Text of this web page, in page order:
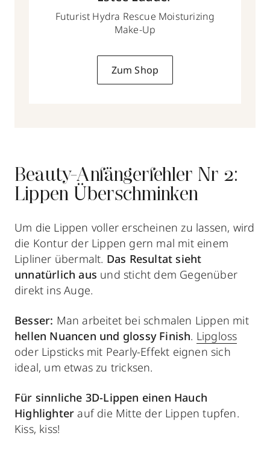
Futurist Hydra Rescue Moisturizing
Make-Up
Zum Shop
Beauty-Anfängerfehler Nr 2:
Lippen Überschminken
Um die Lippen voller erscheinen zu lassen, wird
die Kontur der Lippen gern mal mit einem
Lipliner übermalt. Das Resultat sieht
unnatürlich aus und sticht dem Gegenüber
direkt ins Auge.
Besser: Man arbeitet bei schmalen Lippen mit
hellen Nuancen und glossy Finish. Lipgloss
oder Lipsticks mit Pearly-Effekt eignen sich
ideal, um etwas zu tricksen.
Für sinnliche 3D-Lippen einen Hauch
Highlighter auf die Mitte der Lippen tupfen.
Kiss, kiss!